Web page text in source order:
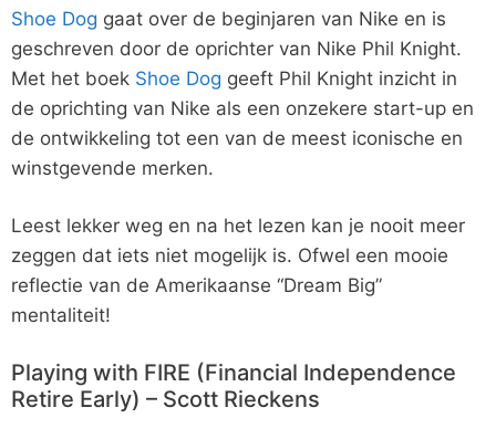
Shoe Dog gaat over de beginjaren van Nike en is
geschreven door de oprichter van Nike Phil Knight.
Met het boek Shoe Dog geeft Phil Knight inzicht in
de oprichting van Nike als een onzekere start-up en
de ontwikkeling tot een van de meest iconische en
winstgevende merken.
Leest lekker weg en na het lezen kan je nooit meer
zeggen dat iets niet mogelijk is. Ofwel een mooie
reflectie van de Amerikaanse “Dream Big”
mentaliteit!
Playing with FIRE (Financial Independence
Retire Early) – Scott Rieckens